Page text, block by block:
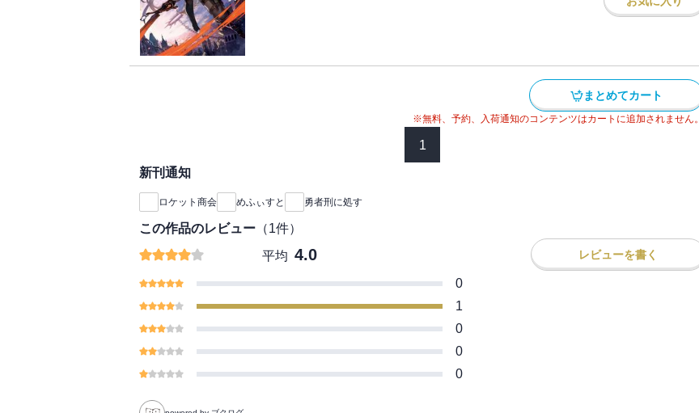
テオリッタと出会い――。「力を貸してくれ、これから俺たちは
魔王を倒す」「その意気です。勝利の暁には頭をなでてください
ね」 二人が契約を交わすとき、絶望に覆われた世界を変える儚
くも熾烈な英雄の物語が幕を開ける。
まとめてカート
※無料、予約、入荷通知のコンテンツはカートに追加されません。
1
新刊通知
ロケット商会 めふぃすと 勇者刑に処す
この作品のレビュー （1件）
平均 4.0 レビューを書く
0
1
0
0
0